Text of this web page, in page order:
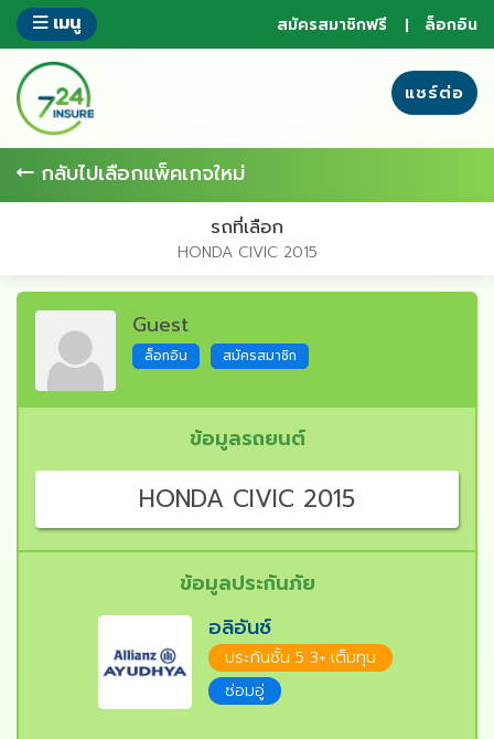
ข้าม
ส่วน
ของ
ข้อมูล
เมนู สมัครสมาชิกฟรี ล็อกอิน
แชร์ต่อ
กลับไปเลือกแพ็คเกจใหม่
รถที่เลือก
HONDA CIVIC 2015
Guest
ล็อกอิน สมัครสมาชิก
ข้อมูลรถยนต์
HONDA CIVIC 2015
ข้อมูลประกันภัย
อลิอันซ์
ประกันชั้น 5 3+ เต็มทุน
ซ่อมอู่